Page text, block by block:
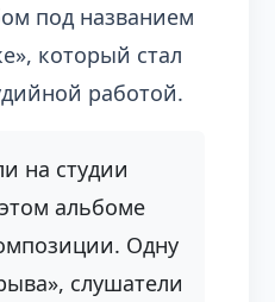
под названием
который стал
работой.
на студии
альбоме
Одну
слушатели